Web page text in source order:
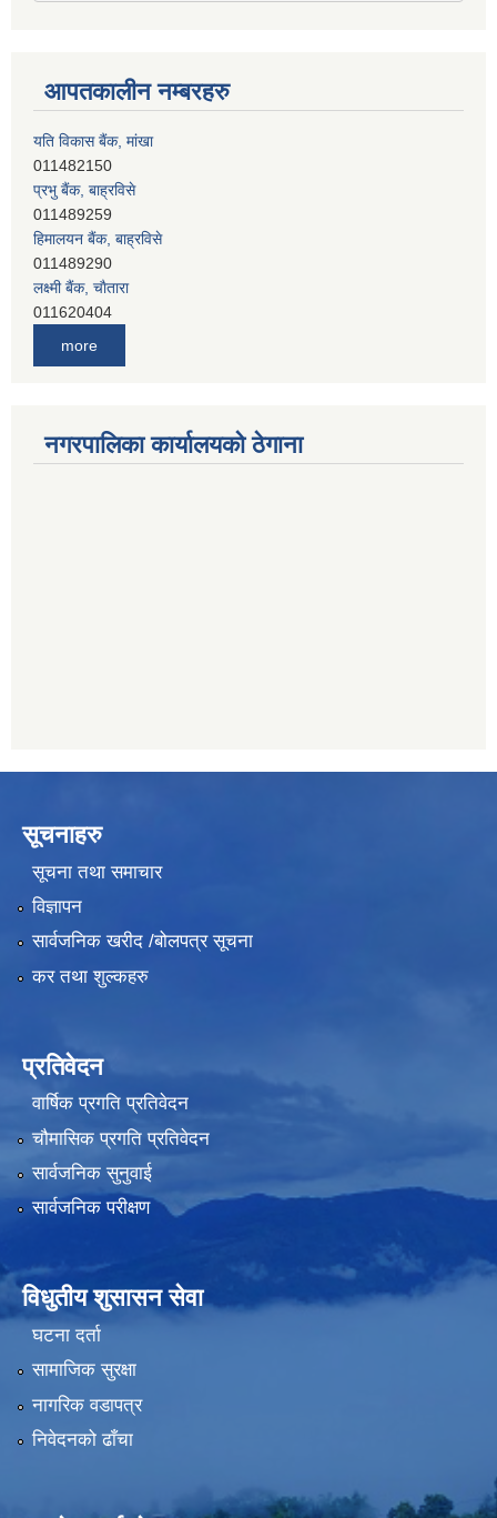
आपतकालीन नम्बरहरु
यति विकास बैंक, मांखा
011482150
प्रभु बैंक, बाह्रविसे
011489259
हिमालयन बैंक, बाह्रविसे
011489290
लक्ष्मी बैंक, चाैतारा
011620404
देव विकास बैंक, बाह्रविसे
011401005
more
नगरपालिका कार्यालयको ठेगाना
सूचनाहरु
सूचना तथा समाचार
विज्ञापन
सार्वजनिक खरीद /बोलपत्र सूचना
कर तथा शुल्कहरु
प्रतिवेदन
वार्षिक प्रगति प्रतिवेदन
चौमासिक प्रगति प्रतिवेदन
सार्वजनिक सुनुवाई
सार्वजनिक परीक्षण
विधुतीय शुसासन सेवा
घटना दर्ता
सामाजिक सुरक्षा
नागरिक वडापत्र
निवेदनको ढाँचा